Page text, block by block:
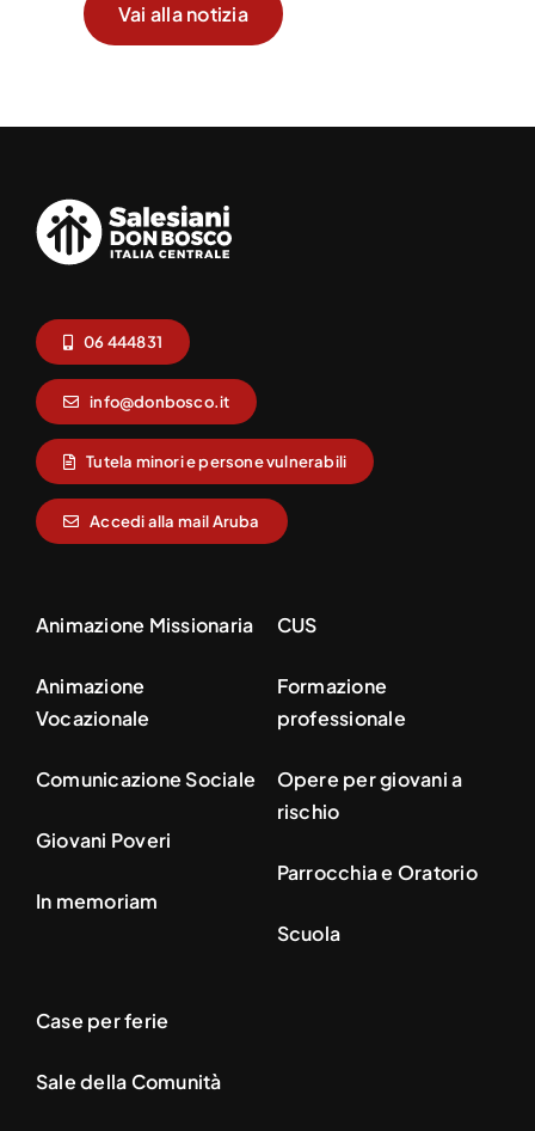
Vai alla notizia
06 444831
info@donbosco.it
Tutela minori e persone vulnerabili
Accedi alla mail Aruba
Animazione Missionaria
Animazione
Vocazionale
Comunicazione Sociale
Giovani Poveri
In memoriam
CUS
Formazione
professionale
Opere per giovani a
rischio
Parrocchia e Oratorio
Scuola
Case per ferie
Sale della Comunità